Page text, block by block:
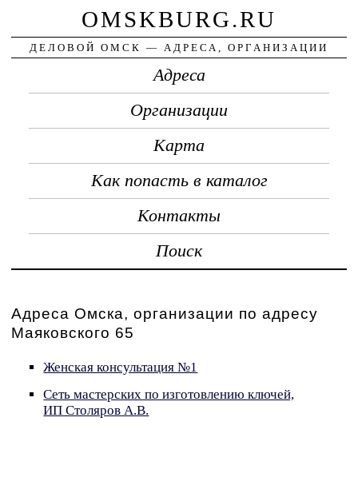
OMSKBURG.RU
ДЕЛОВОЙ ОМСК — АДРЕСА, ОРГАНИЗАЦИИ
Адреса
Организации
Карта
Как попасть в каталог
Контакты
Поиск
Адреса Омска, организации по адресу
Маяковского 65
Женская консультация №1
Сеть мастерских по изготовлению ключей,
ИП Столяров А.В.